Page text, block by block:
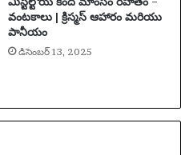
వంటకాలు | క్రిస్మస్ ఆహారం మరియు
పానీయం
డిసెంబర్ 13, 2025